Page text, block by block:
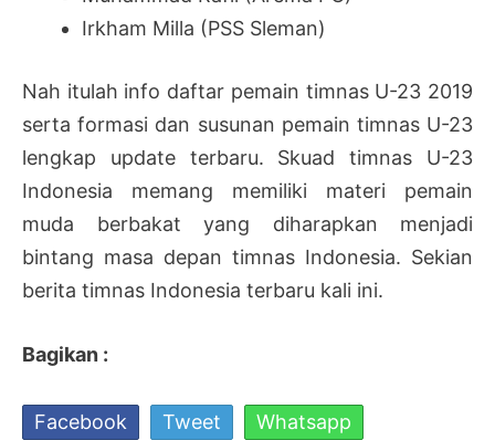
Irkham Milla (PSS Sleman)
Nah itulah info daftar pemain timnas U-23 2019
serta formasi dan susunan pemain timnas U-23
lengkap update terbaru. Skuad timnas U-23
Indonesia memang memiliki materi pemain
muda berbakat yang diharapkan menjadi
bintang masa depan timnas Indonesia. Sekian
berita timnas Indonesia terbaru kali ini.
Bagikan :
Facebook Tweet Whatsapp